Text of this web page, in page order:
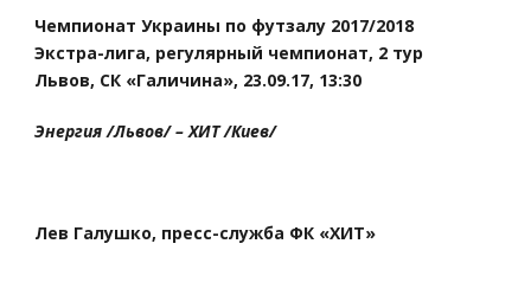
Чемпионат Украины по футзалу 2017/2018
Экстра-лига, регулярный чемпионат, 2 тур
Львов, СК «Галичина», 23.09.17, 13:30
Энергия /Львов/ – ХИТ /Киев/
Лев Галушко, пресс-служба ФК «ХИТ»